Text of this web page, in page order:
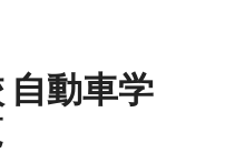
自動車学